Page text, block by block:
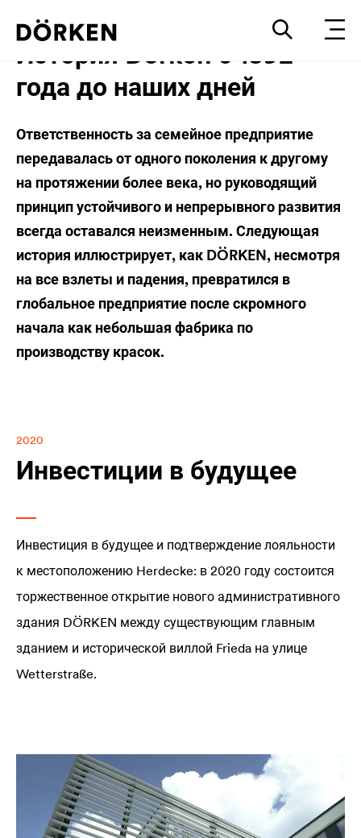
История Dörken с 1892
года до наших дней
Ответственность за семейное предприятие
передавалась от одного поколения к другому
на протяжении более века, но руководящий
принцип устойчивого и непрерывного развития
всегда оставался неизменным. Следующая
история иллюстрирует, как DÖRKEN, несмотря
на все взлеты и падения, превратился в
глобальное предприятие после скромного
начала как небольшая фабрика по
производству красок.
2020
Инвестиции в будущее
Инвестиция в будущее и подтверждение лояльности
к местоположению Herdecke: в 2020 году состоится
торжественное открытие нового административного
здания DÖRKEN между существующим главным
зданием и исторической виллой Frieda на улице
Wetterstraße.